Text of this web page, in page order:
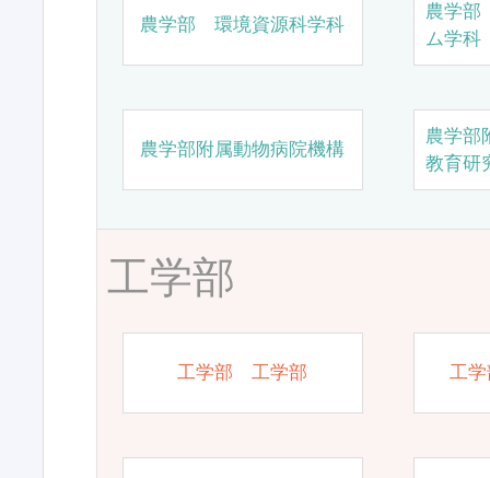
農学部 環境資源科学科
農学
ム学科
農学部附属動物病院機構
農学部
教育研
工学部
工学部 工学部 工